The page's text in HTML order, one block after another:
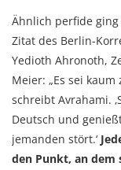
Ähnlich perfide
Zitat des Berlin-
Yedioth Ahronoth,
Meier: „Es sei kaum
schreibt Avrahami.
Deutsch und
jemanden stört.‘
den Punkt, an dem